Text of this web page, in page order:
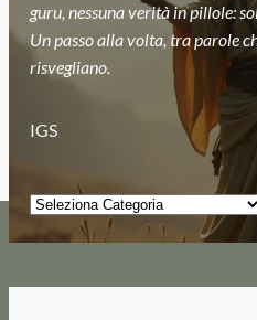
guru, nessuna verità in pillole:
Un passo alla volta, tra parole
risvegliano.
IGS
Categorie